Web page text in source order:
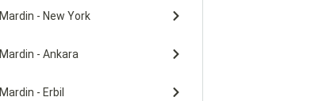
Mardin - New York
Mardin - Ankara
Mardin - Erbil